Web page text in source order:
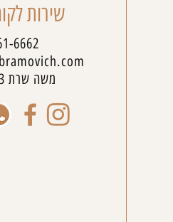
שירות
6662
משה שרת 3, כפר סבא